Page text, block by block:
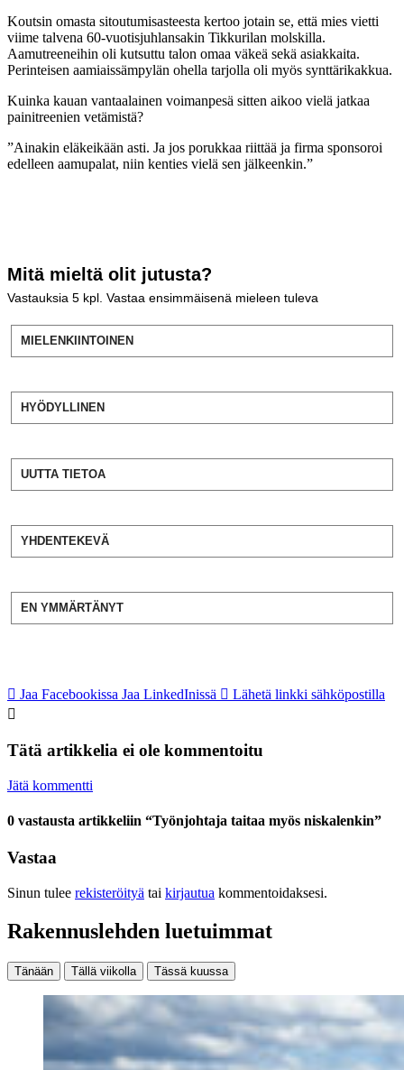
Koutsin omasta sitoutumisasteesta kertoo jotain se, että mies vietti
viime talvena 60-vuotisjuhlansakin Tikkurilan molskilla.
Aamutreeneihin oli kutsuttu talon omaa väkeä sekä asiakkaita.
Perinteisen aamiaissämpylän ohella tarjolla oli myös synttärikakkua.
Kuinka kauan vantaalainen voimanpesä sitten aikoo vielä jatkaa
painitreenien vetämistä?
”Ainakin eläkeikään asti. Ja jos porukkaa riittää ja firma sponsoroi
edelleen aamupalat, niin kenties vielä sen jälkeenkin.”
Mitä mieltä olit jutusta?
Vastauksia 5 kpl. Vastaa ensimmäisenä mieleen tuleva
MIELENKIINTOINEN
HYÖDYLLINEN
UUTTA TIETOA
YHDENTEKEVÄ
EN YMMÄRTÄNYT
Jaa Facebookissa Jaa LinkedInissä Lähetä linkki sähköpostilla
Tätä artikkelia ei ole kommentoitu
Jätä kommentti
0 vastausta artikkeliin “Työnjohtaja taitaa myös niskalenkin”
Vastaa
Sinun tulee rekisteröityä tai kirjautua kommentoidaksesi.
Rakennuslehden luetuimmat
Tänään Tällä viikolla Tässä kuussa